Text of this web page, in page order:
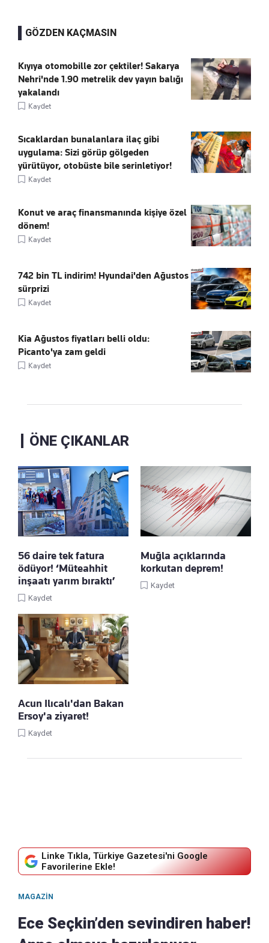
GÖZDEN KAÇMASIN
Kıyıya otomobille zor çektiler! Sakarya
Nehri'nde 1.90 metrelik dev yayın balığı
yakalandı
Kaydet
Sıcaklardan bunalanlara ilaç gibi
uygulama: Sizi görüp gölgeden
yürütüyor, otobüste bile serinletiyor!
Kaydet
Konut ve araç finansmanında kişiye özel
dönem!
Kaydet
742 bin TL indirim! Hyundai'den Ağustos
sürprizi
Kaydet
Kia Ağustos fiyatları belli oldu:
Picanto'ya zam geldi
Kaydet
ÖNE ÇIKANLAR
56 daire tek fatura
ödüyor! ‘Müteahhit
inşaatı yarım bıraktı’
Kaydet
Muğla açıklarında
korkutan deprem!
Kaydet
Acun Ilıcalı'dan Bakan
Ersoy'a ziyaret!
Kaydet
Linke Tıkla, Türkiye Gazetesi'ni Google
Favorilerine Ekle!
MAGAZIN
Ece Seçkin’den sevindiren haber!